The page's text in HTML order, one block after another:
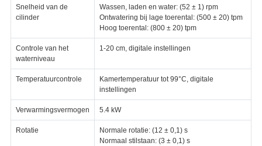
Snelheid van de
cilinder
Wassen, laden en water: (52 ± 1) rpm
Ontwatering bij lage toerental: (500 ± 20) tpm
Hoog toerental: (800 ± 20) tpm
Controle van het
waterniveau
1-20 cm, digitale instellingen
Temperatuurcontrole
Kamertemperatuur tot 99°C, digitale
instellingen
Verwarmingsvermogen 5.4 kW
Rotatie
Normale rotatie: (12 ± 0,1) s
Normaal stilstaan: (3 ± 0,1) s